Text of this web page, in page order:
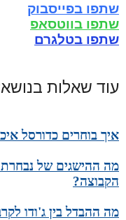
שתפו בפייסבוק
שתפו בווטסאפ
שתפו בטלגרם
עוד שאלות
איך בוחרים כדורסל
מה ההישגים של נבחרת
הקבוצה?
מה ההבדל בין ג'ודו